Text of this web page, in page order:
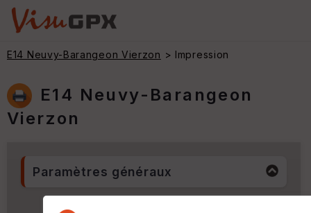
E14 Neuvy-Barangeon Vierzon > Impression
E14 Neuvy-Barangeon
Vierzon
Paramètres généraux